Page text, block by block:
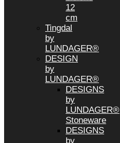
12
cm
Tingdal
by
LUNDAGER®
DESIGN
by
LUNDAGER®
DESIGNS
by
LUNDAGER®
Stoneware
DESIGNS
by